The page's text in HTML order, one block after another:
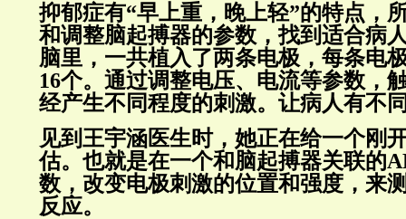
抑郁症有“早上重，晚上轻”的特点，
和调整脑起搏器的参数，找到适合病
脑里，一共植入了两条电极，每条电
16个。通过调整电压、电流等参数，
经产生不同程度的刺激。让病人有不
见到王宇涵医生时，她正在给一个刚
估。也就是在一个和脑起搏器关联的
数，改变电极刺激的位置和强度，来
反应。